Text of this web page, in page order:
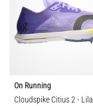
On Running
Cloudspike Citius 2- Lila